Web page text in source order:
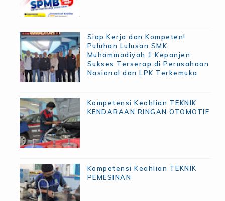
Siap Kerja dan Kompeten!
Puluhan Lulusan SMK
Muhammadiyah 1 Kepanjen
Sukses Terserap di Perusahaan
Nasional dan LPK Terkemuka
Kompetensi Keahlian TEKNIK
KENDARAAN RINGAN OTOMOTIF
Kompetensi Keahlian TEKNIK
PEMESINAN